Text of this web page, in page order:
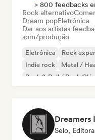
> 800 feedbacks
Rock alternativo
Dream popEletrônica
Dar aos artistas
som/produção
Eletrônica Rock
Indie rock
Metal /
Rock & Roll / Rock
Dreamers
Selo, Editora